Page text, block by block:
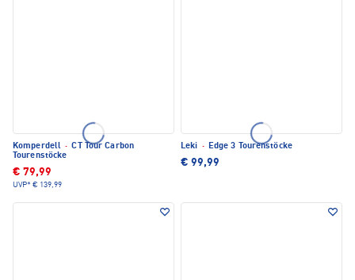
Komperdell · CT Tour Carbon
Tourenstöcke
€ 79,99
UVP* € 139,99
Leki · Edge 3 Tourenstöcke
€ 99,99